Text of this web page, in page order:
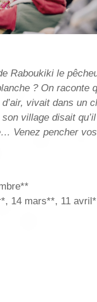
Raboukiki le
? On raconte
vivait dans un
village disait
Venez pencher
14 mars**, 11